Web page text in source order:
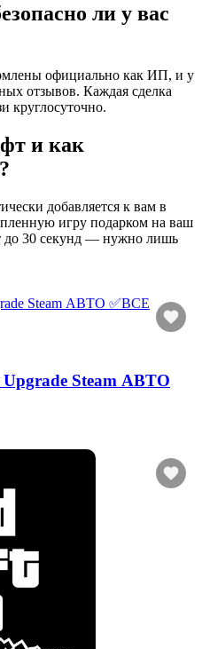
ли у вас
официально как ИП, и у
отзывов. Каждая сделка
круглосуточно.
и как
добавляется к вам в
игру подарком на ваш
до 30 секунд — нужно лишь
Upgrade Steam АВТО